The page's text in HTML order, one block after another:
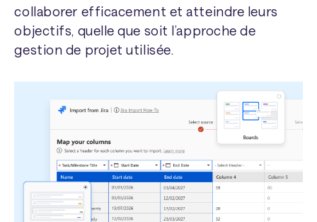
collaborer efficacement et atteindre leurs
objectifs, quelle que soit l’approche de
gestion de projet utilisée.